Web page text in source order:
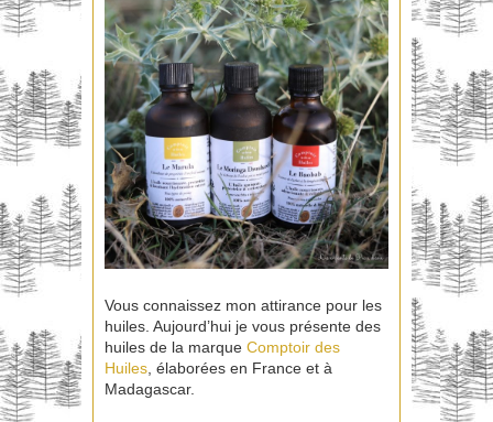
Vous connaissez mon attirance pour les
huiles. Aujourd’hui je vous présente des
huiles de la marque Comptoir des
Huiles, élaborées en France et à
Madagascar.